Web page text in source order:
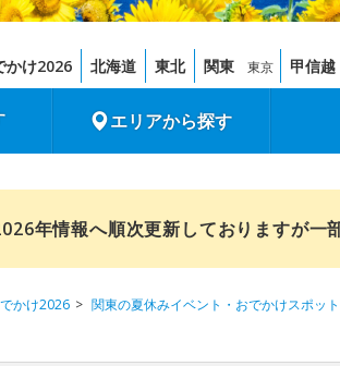
かけ2026 北海道 東北 関東 東京 甲信越
エリアから探す
年情報へ順次更新しておりますが一
かけ2026 関東の夏休みイベント・おでかけスポット